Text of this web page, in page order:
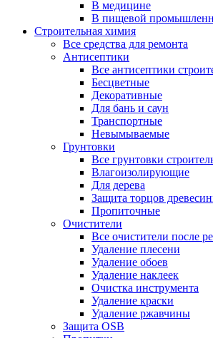
В медицине
В пищевой
Строительная химия
Все средства для ремонта
Антисептики
Все антисептики
Бесцветные
Декоративные
Для бань и саун
Транспортные
Невымываемые
Грунтовки
Все грунтовки
Влагоизолирующие
Для дерева
Защита торцов
Пропиточные
Очистители
Все очистители после
Удаление плесени
Удаление обоев
Удаление наклеек
Очистка инструмента
Удаление краски
Удаление ржавчины
Защита OSB